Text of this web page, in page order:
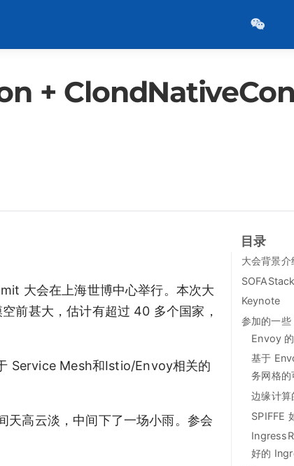
+
目录
大会背景介
Keynote
参加的一
Envoy
基于
务网格的
边缘计算
SPIFFE
好的
大会在上海世博中心举行。本次大
前甚大，估计有超过 40 多个国家，
Service Mesh和Istio/Envoy相关的
天高云淡，中间下了一场小雨。参会